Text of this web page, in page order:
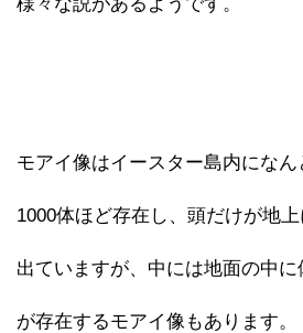
モアイ像はイースター島内になん
1000体ほど存在し、頭だけが地上
出ていますが、中には地面の中に
が存在するモアイ像もあります。